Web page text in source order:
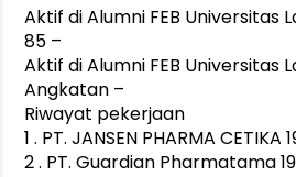
Aktif di Alumni FEB Universitas
85 –
Aktif di Alumni FEB Universitas
Angkatan –
Riwayat pekerjaan
1 . PT. JANSEN PHARMA CETIKA
2 . PT. Guardian Pharmatama